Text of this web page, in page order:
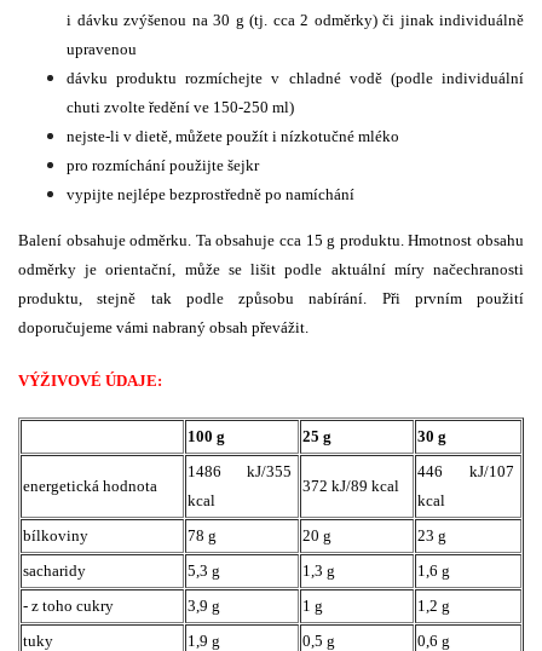
i dávku zvýšenou na 30 g (tj. cca 2 odměrky) či jinak individuálně
upravenou
dávku produktu rozmíchejte v chladné vodě (podle individuální
chuti zvolte ředění ve 150-250 ml)
nejste-li v dietě, můžete použít i nízkotučné mléko
pro rozmíchání použijte šejkr
vypijte nejlépe bezprostředně po namíchání
Balení obsahuje odměrku. Ta obsahuje cca 15 g produktu. Hmotnost obsahu
odměrky je orientační, může se lišit podle aktuální míry načechranosti
produktu, stejně tak podle způsobu nabírání. Při prvním použití
doporučujeme vámi nabraný obsah převážit.
VÝŽIVOVÉ ÚDAJE:
100 g 25 g 30 g
energetická hodnota
1486 kJ/355
kcal
372 kJ/89 kcal
446 kJ/107
kcal
bílkoviny
78 g 20 g
23 g
sacharidy
5,3 g 1,3 g
1,6 g
- z toho cukry
3,9 g 1 g
1,2 g
tuky
1,9 g 0,5 g
0,6 g